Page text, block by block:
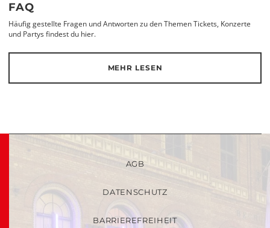
FAQ
Häufig gestellte Fragen und Antworten zu den Themen Tickets, Konzerte
und Partys findest du hier.
MEHR LESEN
AGB
DATENSCHUTZ
BARRIEREFREIHEIT